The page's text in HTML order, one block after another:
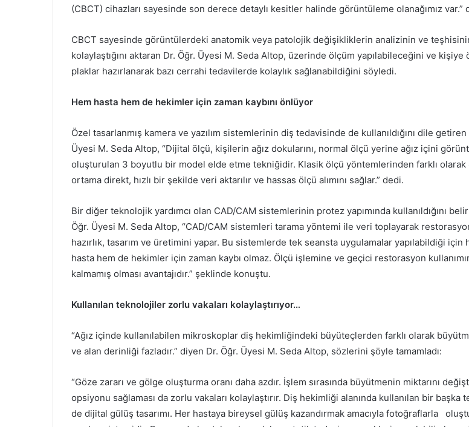
(CBCT) cihazları sayesinde son derece detaylı kesitler halinde görüntüleme olanağımız var.”
CBCT sayesinde görüntülerdeki anatomik veya patolojik değişikliklerin analizinin ve
kolaylaştığını aktaran Dr. Öğr. Üyesi M. Seda Altop, üzerinde ölçüm yapılabileceğini ve kişiye
plaklar hazırlanarak bazı cerrahi tedavilerde kolaylık sağlanabildiğini söyledi.
Hem hasta hem de hekimler için zaman kaybını önlüyor
Özel tasarlanmış kamera ve yazılım sistemlerinin diş tedavisinde de kullanıldığını dile getiren
Üyesi M. Seda Altop, “Dijital ölçü, kişilerin ağız dokularını, normal ölçü yerine ağız içini
oluşturulan 3 boyutlu bir model elde etme tekniğidir. Klasik ölçü yöntemlerinden farklı olarak
ortama direkt, hızlı bir şekilde veri aktarılır ve hassas ölçü alımını sağlar.” dedi.
Bir diğer teknolojik yardımcı olan CAD/CAM sistemlerinin protez yapımında kullanıldığını
Öğr. Üyesi M. Seda Altop, “CAD/CAM sistemleri tarama yöntemi ile veri toplayarak
hazırlık, tasarım ve üretimini yapar. Bu sistemlerde tek seansta uygulamalar yapılabildiği için
hasta hem de hekimler için zaman kaybı olmaz. Ölçü işlemine ve geçici restorasyon
kalmamış olması avantajıdır.” şeklinde konuştu.
Kullanılan teknolojiler zorlu vakaları kolaylaştırıyor…
“Ağız içinde kullanılabilen mikroskoplar diş hekimliğindeki büyüteçlerden farklı olarak
ve alan derinliği fazladır.” diyen Dr. Öğr. Üyesi M. Seda Altop, sözlerini şöyle tamamladı:
“Göze zararı ve gölge oluşturma oranı daha azdır. İşlem sırasında büyütmenin miktarını
opsiyonu sağlaması da zorlu vakaları kolaylaştırır. Diş hekimliği alanında kullanılan bir başka
de dijital gülüş tasarımı. Her hastaya bireysel gülüş kazandırmak amacıyla fotoğraflarla